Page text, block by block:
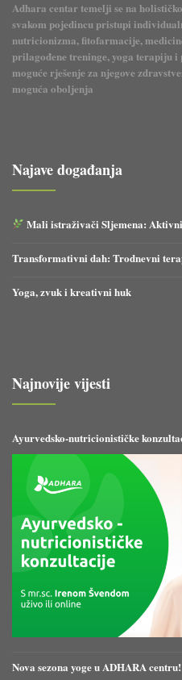
Adhara centar temelji se na
svakom pojedincu pristupi
nutricionizma, fitofarmacije,
prilagođene treninge, yoga terapiju i
moguće rješenje za njegove
moguća oboljenja
Najave događanja
Mali istraživači Sljemena:
Transformativni dah: Trodnevni
Yoga, zvuk i kreativni huk
Najnovije vijesti
Ayurvedsko-nutricionističke
Nova sezona yoge u ADHARA centru!